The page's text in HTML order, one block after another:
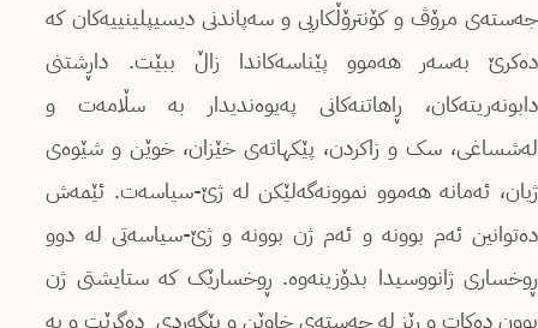
جەستەی مرۆڤ و کۆنترۆڵکاریی و سەپاندنی دیسیپلینییەکان کە
دەکرێ بەسەر هەموو پێناسەکاندا زاڵ ببێت. داڕشتنی
دابونەریتەکان، ڕاهاتنەکانی پەیوەندیدار بە سڵامەت و
لەشساغی، سک و زاکردن، پێکهاتەی خێزان، خوێن و شێوەی
ژیان، ئەمانە هەموو نموونەگەلێکن لە ژێ-سیاسەت. ئێمەش
دەتوانین ئەم بوونە و ئەم ژن بوونە و ژێ-سیاسەتی لە دوو
ڕوخساری ژانووسیدا بدۆزینەوە. ڕوخسارێک کە ستایشتی ژن
بوون دەکات و ڕێز لە جەستەی خاوێن و بێگەردی دەگرێت و بە